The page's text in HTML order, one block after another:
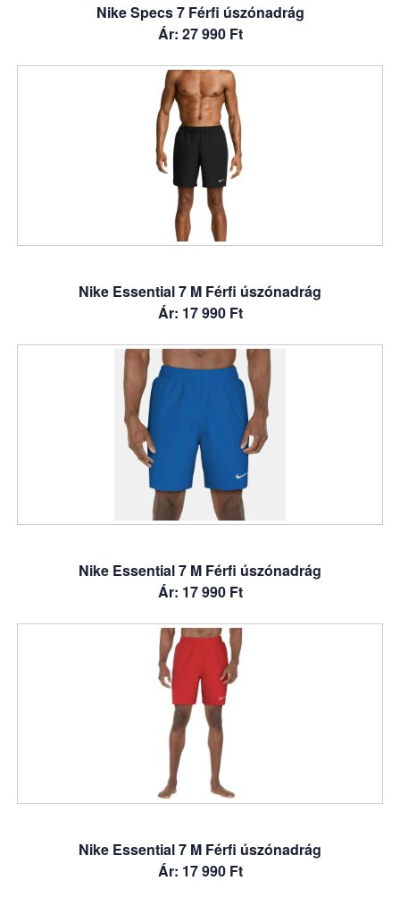
Nike Specs 7 Férfi úszónadrág
Ár: 27 990 Ft
Nike Essential 7 M Férfi úszónadrág
Ár: 17 990 Ft
Nike Essential 7 M Férfi úszónadrág
Ár: 17 990 Ft
Nike Essential 7 M Férfi úszónadrág
Ár: 17 990 Ft